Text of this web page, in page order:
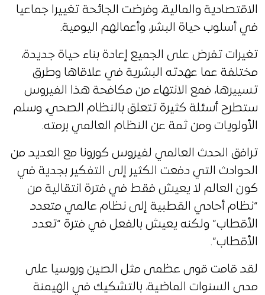
الاقتصادية والمالية، وفرضت الجائحة تغييرا جماعيا
في أسلوب حياة البشر، وأعمالهم اليومية.
تغيرات تفرض على الجميع إعادة بناء حياة جديدة،
مختلفة عما عهدته البشرية في علاقاها وطرق
تسييرها، فمع الانتهاء من مكافحة هذا الفيروس
ستطرح أسئلة كثيرة تتعلق بالنظام الصحي، وسلم
الأولويات ومن ثمة عن النظام العالمي برمته.
ترافق الحدث العالمي لفيروس كورونا مع العديد من
الحوادث التي دفعت الكثير إلى التفكير بجدية في
كون العالم لا يعيش فقط في فترة انتقالية من
“نظام أحادي القطبية إلى نظام عالمي متعدد
الأقطاب” ولكنه يعيش بالفعل في فترة “تعدد
الأقطاب”.
لقد قامت قوى عظمى مثل الصين وروسيا على
مدى السنوات الماضية، بالتشكيك في الهيمنة